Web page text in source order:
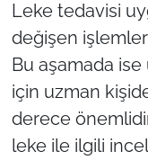
Leke tedavisi
değişen
Bu aşamada
için uzman
derece
leke ile ilgili
TÜRKİYE
Bölge